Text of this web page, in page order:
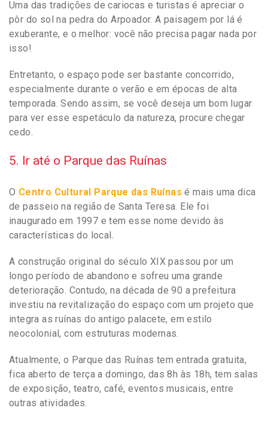
Uma das tradições de cariocas e turistas é apreciar o
pôr do sol na pedra do Arpoador. A paisagem por lá é
exuberante, e o melhor: você não precisa pagar nada por
isso!
Entretanto, o espaço pode ser bastante concorrido,
especialmente durante o verão e em épocas de alta
temporada. Sendo assim, se você deseja um bom lugar
para ver esse espetáculo da natureza, procure chegar
cedo.
5. Ir até o Parque das Ruínas
O Centro Cultural Parque das Ruínas é mais uma dica
de passeio na região de Santa Teresa. Ele foi
inaugurado em 1997 e tem esse nome devido às
características do local.
A construção original do século XIX passou por um
longo período de abandono e sofreu uma grande
deterioração. Contudo, na década de 90 a prefeitura
investiu na revitalização do espaço com um projeto que
integra as ruínas do antigo palacete, em estilo
neocolonial, com estruturas modernas.
Atualmente, o Parque das Ruínas tem entrada gratuita,
fica aberto de terça a domingo, das 8h às 18h, tem salas
de exposição, teatro, café, eventos musicais, entre
outras atividades.